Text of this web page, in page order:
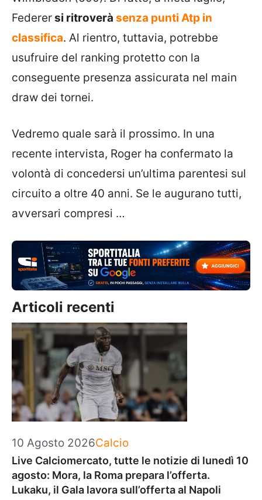
Federersi ritroverà senza punti Atp in
classifica. Al rientro, tuttavia, potrebbe
usufruire del ranking protetto con la
conseguente presenza assicurata nel main
draw dei tornei.
Vedremo quale sarà il prossimo. In una
recente intervista, Roger ha confermato la
volontà di concedersi un’ultima parentesi sul
circuito a oltre 40 anni. Se le augurano tutti,
avversari compresi …
Articoli recenti
10 Agosto 2026Categorie
Calcio
Live Calciomercato, tutte le notizie di lunedì 10
agosto: Mora, la Roma prepara l’offerta.
Lukaku, il Gala lavora sull’offerta al Napoli